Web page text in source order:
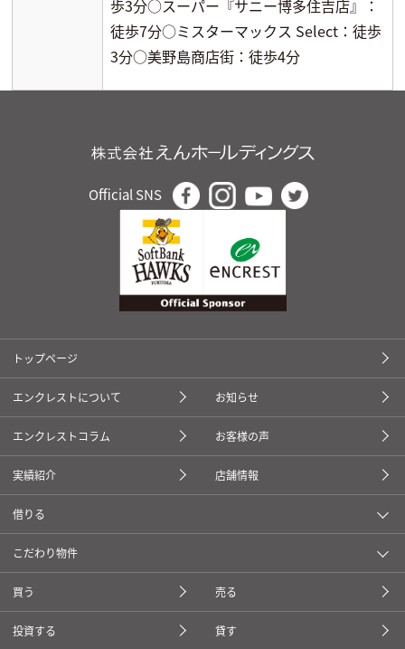
歩3分○スーパー『サニー博多住吉店』：
徒歩7分○ミスターマックス Select：徒歩
3分○美野島商店街：徒歩4分
Official SNS
トップページ
エンクレストについて お知らせ
エンクレストコラム お客様の声
実績紹介 店舗情報
借りる
こだわり物件
買う 売る
投資する 貸す